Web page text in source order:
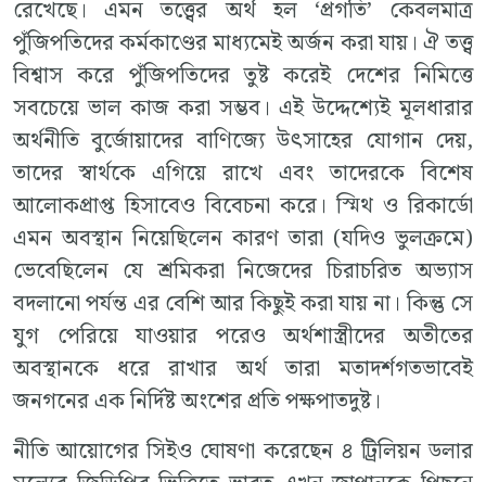
রেখেছে। এমন তত্ত্বের অর্থ হল ‘প্রগতি’ কেবলমাত্র
পুঁজিপতিদের কর্মকাণ্ডের মাধ্যমেই অর্জন করা যায়। ঐ তত্ত্ব
বিশ্বাস করে পুঁজিপতিদের তুষ্ট করেই দেশের নিমিত্তে
সবচেয়ে ভাল কাজ করা সম্ভব। এই উদ্দেশ্যেই মূলধারার
অর্থনীতি বুর্জোয়াদের বাণিজ্যে উৎসাহের যোগান দেয়,
তাদের স্বার্থকে এগিয়ে রাখে এবং তাদেরকে বিশেষ
আলোকপ্রাপ্ত হিসাবেও বিবেচনা করে। স্মিথ ও রিকার্ডো
এমন অবস্থান নিয়েছিলেন কারণ তারা (যদিও ভুলক্রমে)
ভেবেছিলেন যে শ্রমিকরা নিজেদের চিরাচরিত অভ্যাস
বদলানো পর্যন্ত এর বেশি আর কিছুই করা যায় না। কিন্তু সে
যুগ পেরিয়ে যাওয়ার পরেও অর্থশাস্ত্রীদের অতীতের
অবস্থানকে ধরে রাখার অর্থ তারা মতাদর্শগতভাবেই
জনগনের এক নির্দিষ্ট অংশের প্রতি পক্ষপাতদুষ্ট।
নীতি আয়োগের সিইও ঘোষণা করেছেন ৪ ট্রিলিয়ন ডলার